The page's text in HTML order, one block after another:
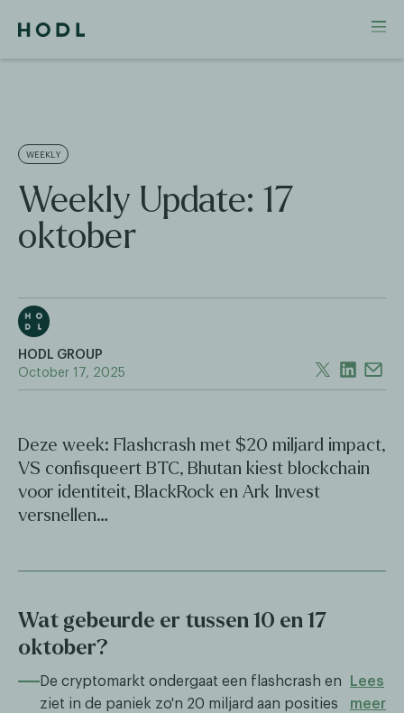
WEEKLY
Weekly Update: 17
oktober
HODL GROUP
October 17, 2025
Deze week: Flashcrash met $20 miljard impact,
VS confisqueert BTC, Bhutan kiest blockchain
voor identiteit, BlackRock en Ark Invest
versnellen…
Wat gebeurde er tussen 10 en 17
oktober?
De cryptomarkt ondergaat een flashcrash en
ziet in de paniek zo'n 20 miljard aan posities
Lees
meer